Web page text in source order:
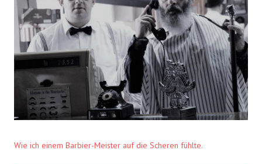
Wie ich einem Barbier-Meister auf die Scheren fühlte.